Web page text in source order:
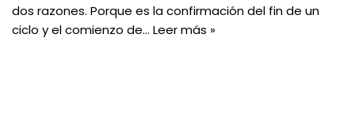
dos razones. Porque es la confirmación del fin de un
ciclo y el comienzo de… Leer más »